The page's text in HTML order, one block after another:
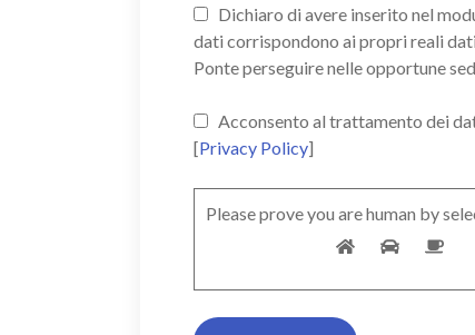
Dichiaro di avere inserito nel
dati corrispondono ai propri reali
Ponte perseguire nelle opportune
Acconsento al trattamento dei
[Privacy Policy]
Please prove you are human by